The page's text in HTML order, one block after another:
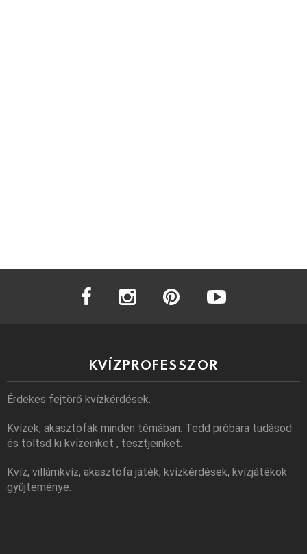
facebook instagram
KVÍZPROFESSZOR
Érdekes fejtörő kvízkérdések.
Kvízek, akasztófák minden témában. Tedd próbára tudásod
és töltsd ki kvízeinket , tesztjeinket.
Kvíz, villámkvíz, akasztófa játék, kvízkérdések, kvízjátékok
gyűjteménye.